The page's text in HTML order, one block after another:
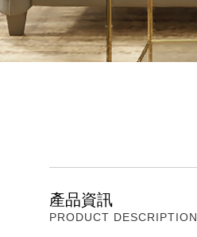
產品資訊
PRODUCT DESCRIPTION